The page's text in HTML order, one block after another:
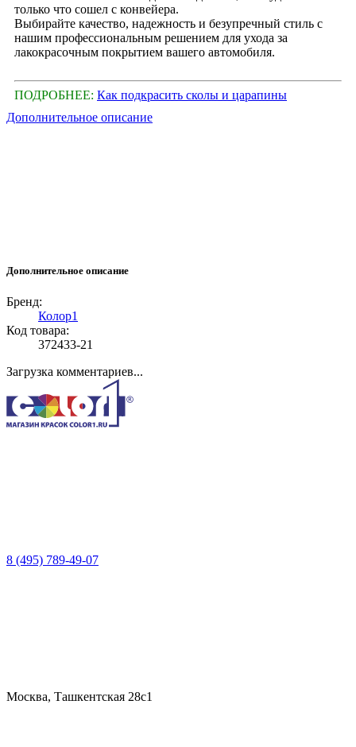
только что сошел с конвейера.
Выбирайте качество, надежность и безупречный стиль с
нашим профессиональным решением для ухода за
лакокрасочным покрытием вашего автомобиля.
ПОДРОБНЕЕ: Как подкрасить сколы и царапины
Дополнительное описание
Дополнительное описание
Бренд:
Колор1
Код товара:
372433-21
Загрузка комментариев...
8 (495) 789-49-07
Москва, Ташкентская 28с1